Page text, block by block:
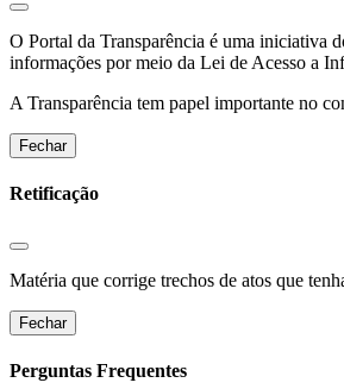
O Portal da Transparência é uma iniciativa
informações por meio da Lei de Acesso a
A Transparência tem papel importante no
Fechar
Retificação
Matéria que corrige trechos de atos que
Fechar
Perguntas Frequentes